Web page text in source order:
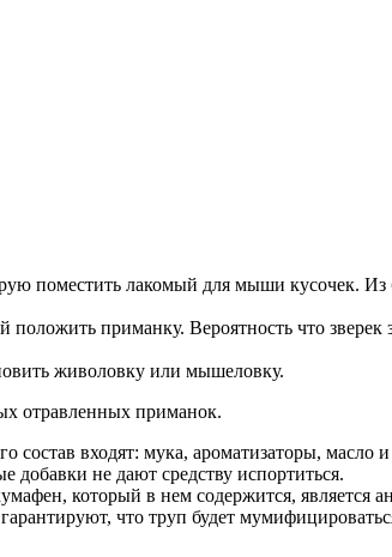
поместить лакомый для мыши кусочек. Из
приманку. Вероятность что зверек
живоловку или мышеловку.
отравленных приманок.
состав входят: мука, ароматизаторы,
не дают средству испортиться.
который в нем содержится, является
что труп будет